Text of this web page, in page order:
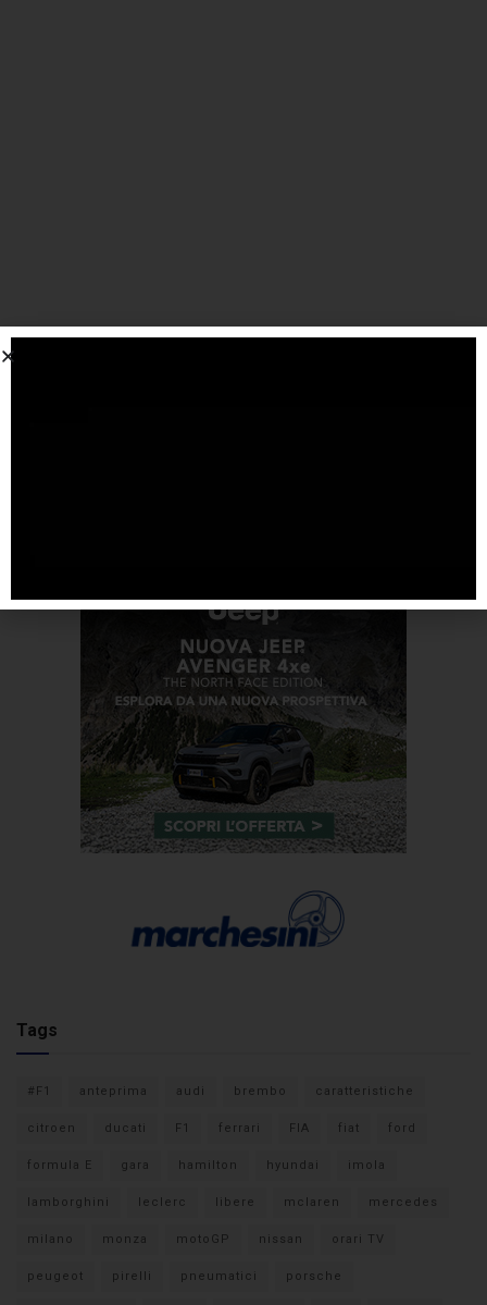
Tags
#F1 anteprima audi brembo caratteristiche
citroen ducati F1 ferrari FIA fiat ford
formula E gara hamilton hyundai imola
lamborghini leclerc libere mclaren mercedes
milano monza motoGP nissan orari TV
peugeot pirelli pneumatici porsche